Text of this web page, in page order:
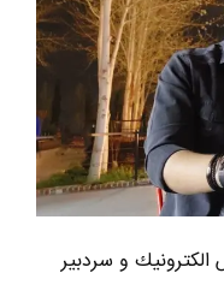
و سردبير